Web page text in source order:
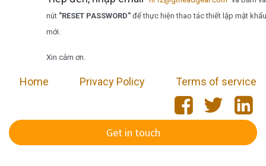
nút "RESET PASSWORD" để thực hiện thao tác thiết lập mật khẩu
mới.
Xin cảm ơn.
Home Privacy Policy Terms of service
Get in touch